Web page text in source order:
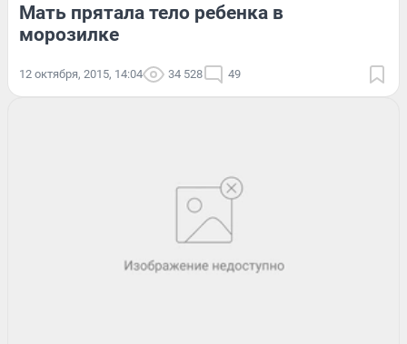
Мать прятала тело ребенка в
морозилке
12 октября, 2015, 14:04 34 528 49